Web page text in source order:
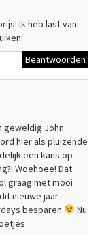
Ik heb last van
Beantwoorden
geweldig John
hier als pluizende
een kans op
Woehoee! Dat
graag met mooi
nieuwe jaar
besparen
Nu